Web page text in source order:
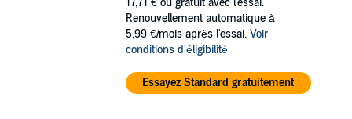
17,71 € ou gratuit avec l'essai.
Renouvellement automatique à
5,99 €/mois après l'essai. Voir
conditions d'éligibilité
Essayez Standard gratuitement